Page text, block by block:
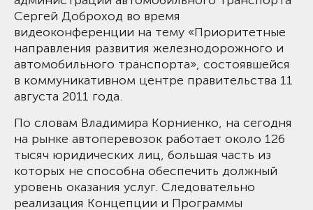
Сергей Доброход во время
видеоконференции на тему «Приоритетные
направления развития железнодорожного и
автомобильного транспорта», состоявшейся
в коммуникативном центре правительства 11
августа 2011 года.
По словам Владимира Корниенко, на сегодня
на рынке автоперевозок работает около 126
тысяч юридических лиц, большая часть из
которых не способна обеспечить должный
уровень оказания услуг. Следовательно
реализация Концепции и Программы